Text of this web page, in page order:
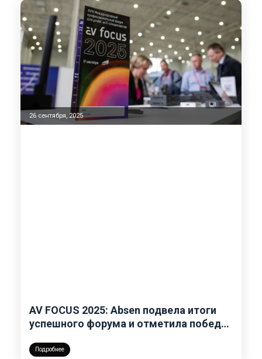
26 сентября, 2025
AV FOCUS 2025: Absen подвела итоги
успешного форума и отметила победу
Подробнее